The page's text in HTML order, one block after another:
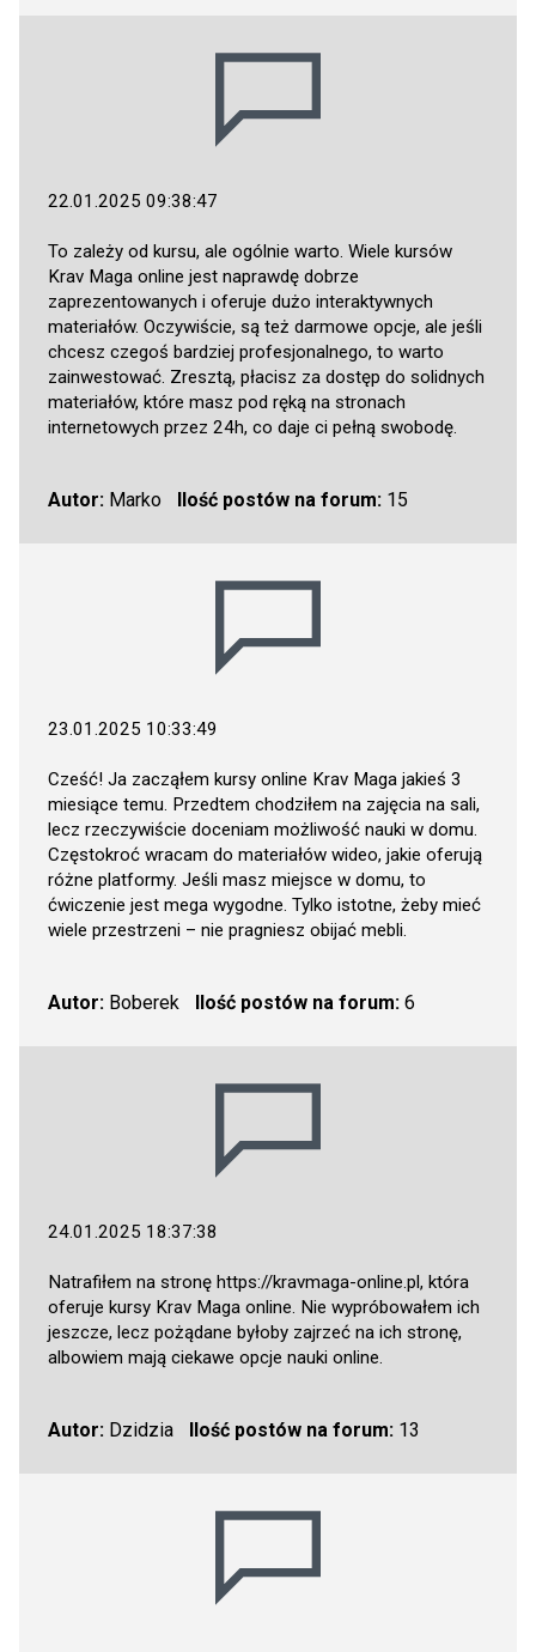
22.01.2025 09:38:47
To zależy od kursu, ale ogólnie warto. Wiele kursów
Krav Maga online jest naprawdę dobrze
zaprezentowanych i oferuje dużo interaktywnych
materiałów. Oczywiście, są też darmowe opcje, ale jeśli
chcesz czegoś bardziej profesjonalnego, to warto
zainwestować. Zresztą, płacisz za dostęp do solidnych
materiałów, które masz pod ręką na stronach
internetowych przez 24h, co daje ci pełną swobodę.
Autor: Marko Ilość postów na forum:15
23.01.2025 10:33:49
Cześć! Ja zacząłem kursy online Krav Maga jakieś 3
miesiące temu. Przedtem chodziłem na zajęcia na sali,
lecz rzeczywiście doceniam możliwość nauki w domu.
Częstokroć wracam do materiałów wideo, jakie oferują
różne platformy. Jeśli masz miejsce w domu, to
ćwiczenie jest mega wygodne. Tylko istotne, żeby mieć
wiele przestrzeni – nie pragniesz obijać mebli.
Autor: Boberek Ilość postów na forum:6
24.01.2025 18:37:38
Natrafiłem na stronę https://kravmaga-online.pl, która
oferuje kursy Krav Maga online. Nie wypróbowałem ich
jeszcze, lecz pożądane byłoby zajrzeć na ich stronę,
albowiem mają ciekawe opcje nauki online.
Autor: Dzidzia Ilość postów na forum:13